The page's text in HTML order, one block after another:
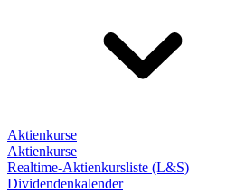
Aktienkurse
Aktienkurse
Realtime-Aktienkursliste (L&S)
Dividendenkalender